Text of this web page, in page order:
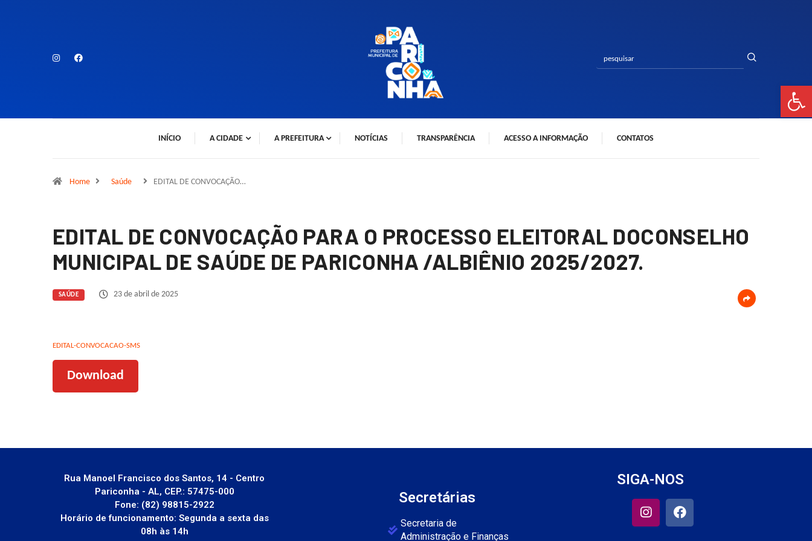
INÍCIO A CIDADE A PREFEITURA NOTÍCIAS TRANSPARÊNCIA ACESSO A INFORMAÇÃO CONTATOS
Home Saúde EDITAL DE CONVOCAÇÃO…
EDITAL DE CONVOCAÇÃO PARA O PROCESSO ELEITORAL DOCONSELHO
MUNICIPAL DE SAÚDE DE PARICONHA /ALBIÊNIO 2025/2027.
SAÚDE 23 de abril de 2025
EDITAL-CONVOCACAO-SMS
Download
Rua Manoel Francisco dos Santos, 14 - Centro
Pariconha - AL, CEP.: 57475-000
Fone: (82) 98815-2922
Horário de funcionamento: Segunda a sexta das
08h às 14h
Secretárias
Secretaria de
Administração e Finanças
SIGA-NOS